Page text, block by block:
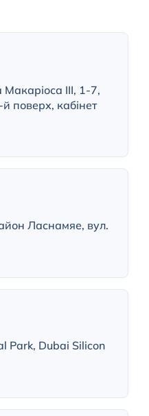
Макаріоса III, 1-7,
поверх, кабінет
Ласнамяе, вул.
Park, Dubai Silicon